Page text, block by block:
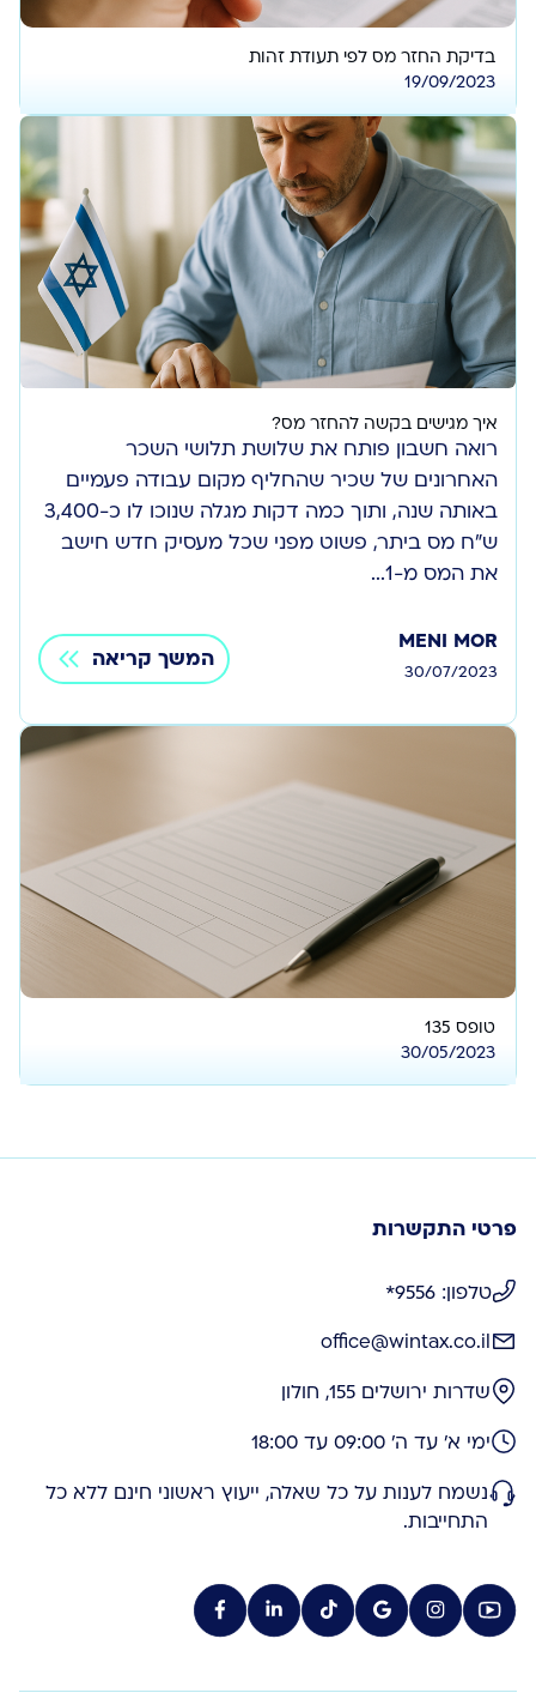
בדיקת החזר מס לפי תעודת זהות
19/09/2023
איך מגישים בקשה להחזר מס?
רואה חשבון פותח את שלושת תלושי השכר
האחרונים של שכיר שהחליף מקום עבודה פעמיים
באותה שנה, ותוך כמה דקות מגלה שנוכו לו כ-3,400
ש”ח מס ביתר, פשוט מפני שכל מעסיק חדש חישב
את המס מ-1...
MENI MOR
30/07/2023 המשך קריאה
טופס 135
30/05/2023
פרטי התקשרות
טלפון: 9556*
office@wintax.co.il
שדרות ירושלים 155, חולון
ימי א' עד ה' 09:00 עד 18:00
נשמח לענות על כל שאלה, ייעוץ ראשוני חינם ללא כל
התחייבות.